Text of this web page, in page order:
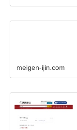
meigen-ijin.com